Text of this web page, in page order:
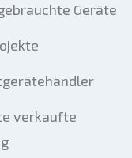
Geräte
verkaufte